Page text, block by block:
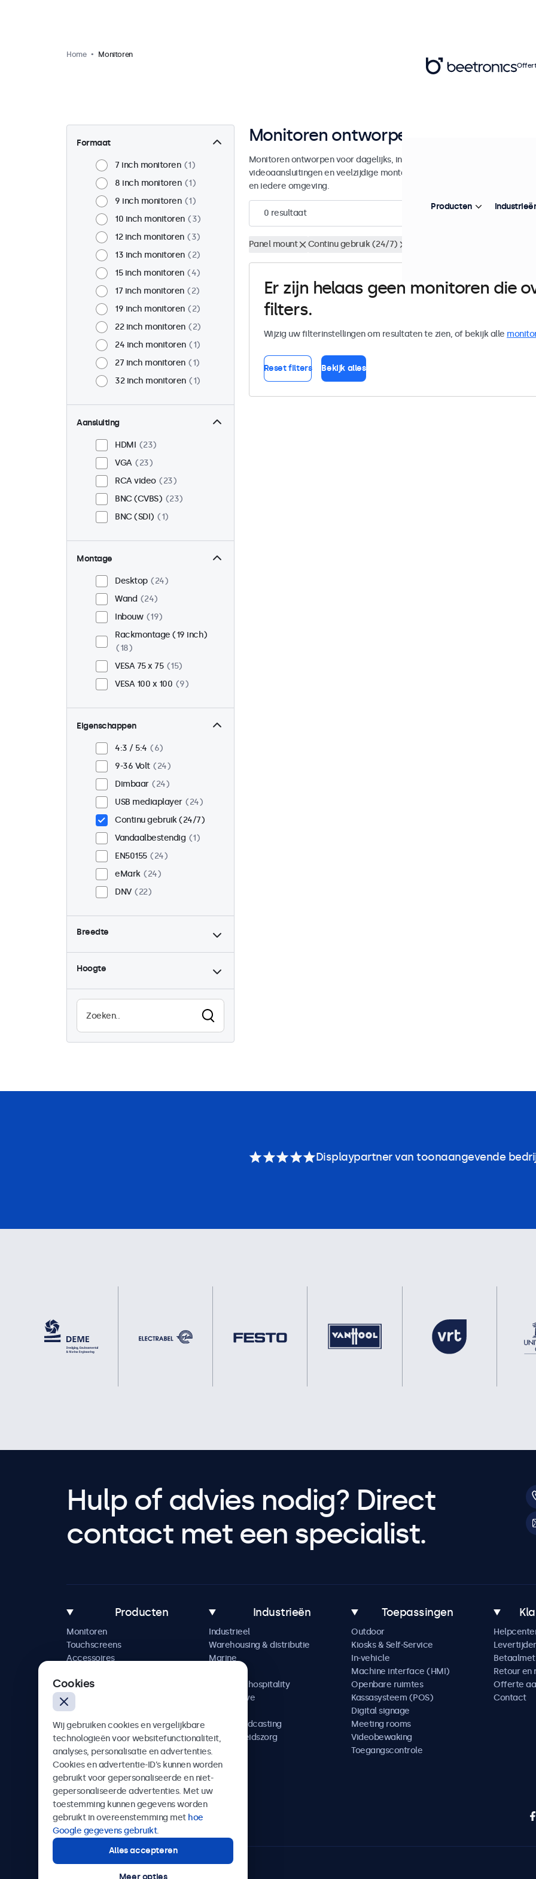
Home Monitoren
Formaat
7 inch monitoren
1
8 inch monitoren
1
9 inch monitoren
1
10 inch monitoren
3
12 inch monitoren
3
13 inch monitoren
2
15 inch monitoren
4
17 inch monitoren
2
19 inch monitoren
2
22 inch monitoren
2
24 inch monitoren
1
27 inch monitoren
1
32 inch monitoren
1
Aansluiting
HDMI
23
VGA
23
RCA video
23
BNC (CVBS)
23
BNC (SDI)
1
Montage
Desktop
24
Wand
24
Inbouw
19
Rackmontage (19 inch)
18
VESA 75 x 75
15
VESA 100 x 100
9
Eigenschappen
4:3 / 5:4
6
9-36 Volt
24
Dimbaar
24
USB mediaplayer
24
Continu gebruik (24/7)
Vandaalbestendig
1
EN50155
24
eMark
24
DNV
22
Breedte
Hoogte
Monitoren ontworpen voor continu
Monitoren ontworpen voor dagelijks, intensief en continu gebruik. Deze
videoaansluitingen en veelzijdige montageopties, waarmee ze
en iedere omgeving.
0 resultaat
Panel mount Continu gebruik (24/7)
Er zijn helaas geen monitoren die
filters.
Wijzig uw filterinstellingen om resultaten te zien, of bekijk alle
Reset filters Bekijk alles
Producten
Displaypartner van toonaangevende
Hulp of advies nodig? Direct
contact met een specialist.
Producten
Monitoren
Touchscreens
Accessoires
Industrieën
Industrieel
Warehousing & distributie
Marine
Horeca & hospitality
Automotive
AV & Broadcasting
Gezondheidszorg
Toepassingen
Outdoor
Kiosks & Self-Service
In-vehicle
Machine interface (HMI)
Openbare ruimtes
Kassasysteem (POS)
Digital signage
Meeting rooms
Videobewaking
Toegangscontrole
Retour en
Offerte
Contact
Beetronics
Quellinstraat 49, 2018 Antwerpen, Belgïe
Cookies
Wij gebruiken cookies en vergelijkbare
technologieën voor websitefunctionaliteit,
analyses, personalisatie en advertenties.
Cookies en advertentie-ID’s kunnen worden
gebruikt voor gepersonaliseerde en niet-
gepersonaliseerde advertenties. Met uw
toestemming kunnen gegevens worden
gebruikt in overeenstemming met hoe
Google gegevens gebruikt.
Alles accepteren
Meer opties